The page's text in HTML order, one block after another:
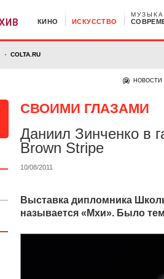
КИНО ИСКУССТВО
МУЗЫКА
COLTA.RU
НОВОСТИ
СВОИМИ ГЛАЗАМИ
Даниил Зинченко в
Brown Stripe
10/08/2011
Выставка дипломника
называется «Мхи». Было